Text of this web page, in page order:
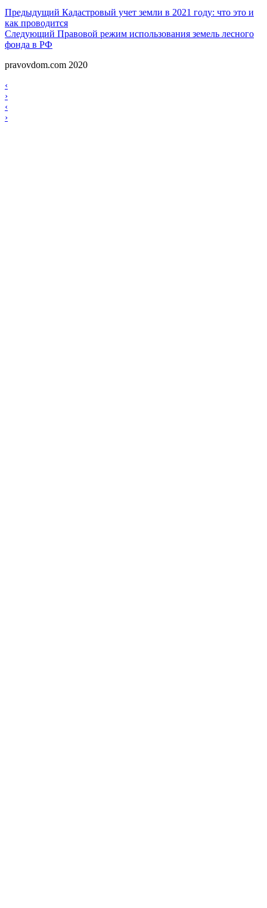
Навигация
по
записям
Предыдущий Предыдущий
Кадастровый учет земли в 2021 году: что это и
как проводится
Следующий Следующий
Правовой режим использования земель лесного
фонда в РФ
pravovdom.com 2020
Scroll
Up
Навигация
по
записям
‹
›
Навигация
по
‹
›